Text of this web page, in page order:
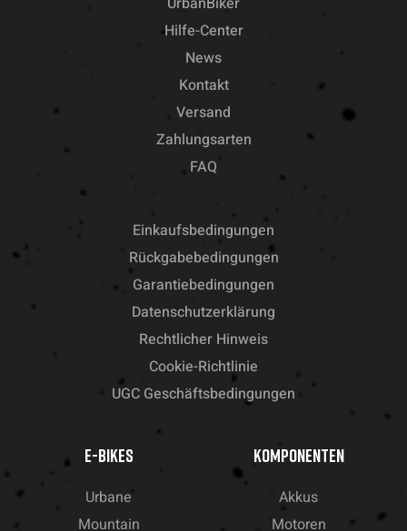
Hilfe-Center
News
Kontakt
Versand
Zahlungsarten
FAQ
Einkaufsbedingungen
Rückgabebedingungen
Garantiebedingungen
Datenschutzerklärung
Rechtlicher Hinweis
Cookie-Richtlinie
UGC Geschäftsbedingungen
E-BIKES
Urbane
Mountain
KOMPONENTEN
Akkus
Motoren